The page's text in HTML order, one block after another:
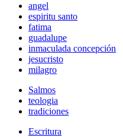
angel
espiritu santo
fatima
guadalupe
inmaculada concepción
jesucristo
milagro
Salmos
teologia
tradiciones
Escritura